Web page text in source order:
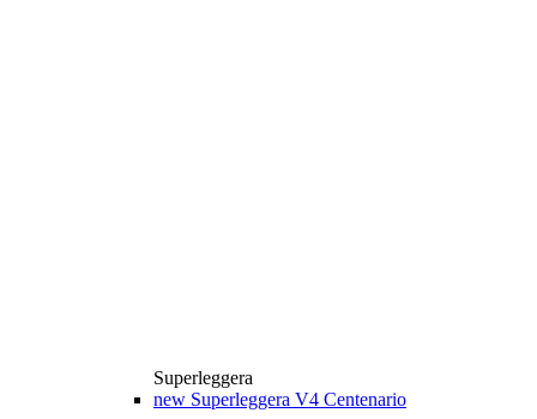
Superleggera
new Superleggera V4 Centenario